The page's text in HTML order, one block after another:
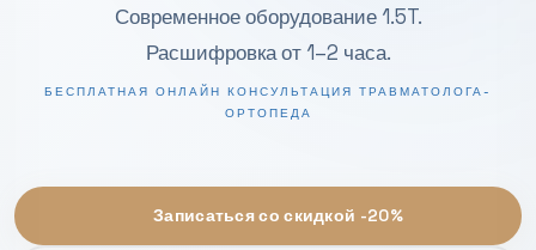
Современное оборудование 1.5T.
Расшифровка от 1–2 часа.
БЕСПЛАТНАЯ ОНЛАЙН КОНСУЛЬТАЦИЯ ТРАВМАТОЛОГА-
ОРТОПЕДА
Записаться со скидкой -20%